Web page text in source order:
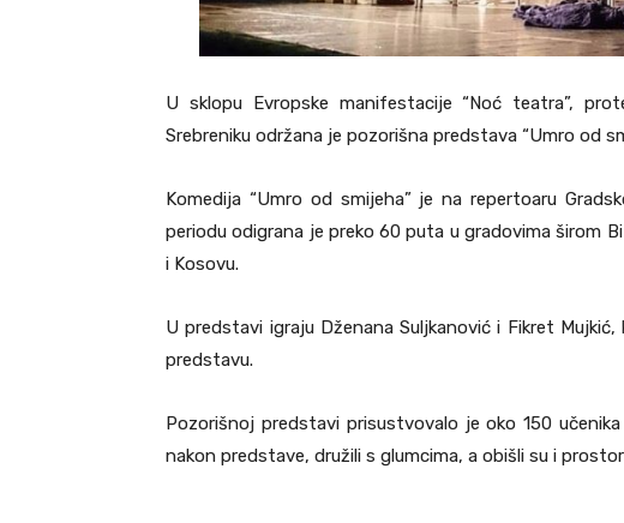
U sklopu Evropske manifestacije “Noć teatra”,
Srebreniku održana je pozorišna predstava “Umro od
Komedija “Umro od smijeha” je na repertoaru
periodu odigrana je preko 60 puta u gradovima širom
i Kosovu.
U predstavi igraju Dženana Suljkanović i Fikret
predstavu.
Pozorišnoj predstavi prisustvovalo je oko 150
nakon predstave, družili s glumcima, a obišli su i